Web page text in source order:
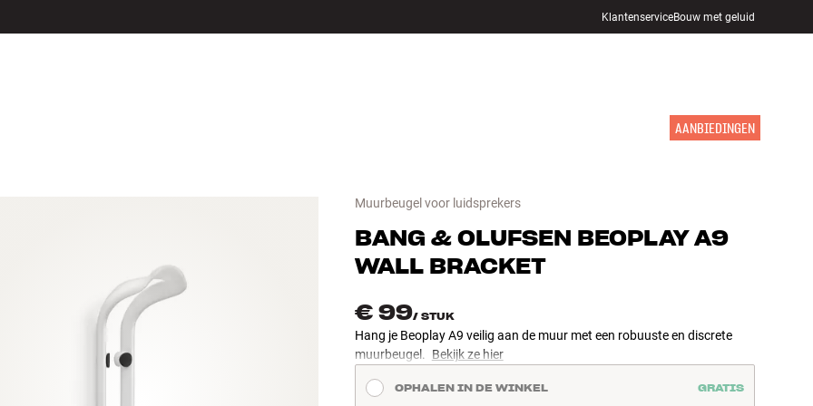
KlantenserviceBouw met geluid
AANBIEDINGEN
Muurbeugel voor luidsprekers
BANG & OLUFSEN BEOPLAY A9
WALL BRACKET
€ 99/ STUK
Hang je Beoplay A9 veilig aan de muur met een robuuste en discrete
muurbeugel.
Bekijk ze hier
OPHALEN IN DE WINKEL GRATIS